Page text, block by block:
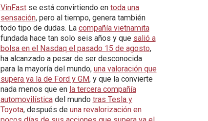
VinFastse está convirtiendo en toda una
sensación, pero al tiempo, genera también
todo tipo de dudas. La compañía vietnamita
fundada hace tan solo seis años y que salió a
bolsa en el Nasdaq el pasado 15 de agosto,
ha alcanzado a pesar de ser desconocida
para la mayoría del mundo, una valoración que
supera ya la de Ford y GM, y que la convierte
nada menos que en la tercera compañía
automovilísticadel mundo tras Tesla y
Toyota, después de una revalorización en